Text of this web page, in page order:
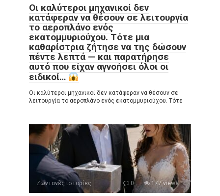
Οι καλύτεροι μηχανικοί δεν
κατάφεραν να θέσουν σε λειτουργία
το αεροπλάνο ενός
εκατομμυριούχου. Τότε μια
καθαρίστρια ζήτησε να της δώσουν
πέντε λεπτά — και παρατήρησε
αυτό που είχαν αγνοήσει όλοι οι
ειδικοί…
Οι καλύτεροι μηχανικοί δεν κατάφεραν να θέσουν σε
λειτουργία το αεροπλάνο ενός εκατομμυριούχου. Τότε
Ζωντανές ιστορίες 0 177 views